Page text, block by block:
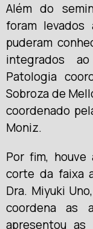
Além do
foram levados
puderam
integrados
Patologia
Sobroza de
coordenado
Moniz.
Por fim, houve
corte da faixa
Dra. Miyuki
coordena as
apresentou